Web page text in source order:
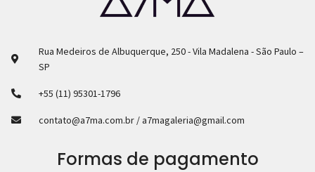
Rua Medeiros de Albuquerque, 250 - Vila Madalena - São Paulo –
SP
+55 (11) 95301-1796
contato@a7ma.com.br / a7magaleria@gmail.com
Formas de pagamento